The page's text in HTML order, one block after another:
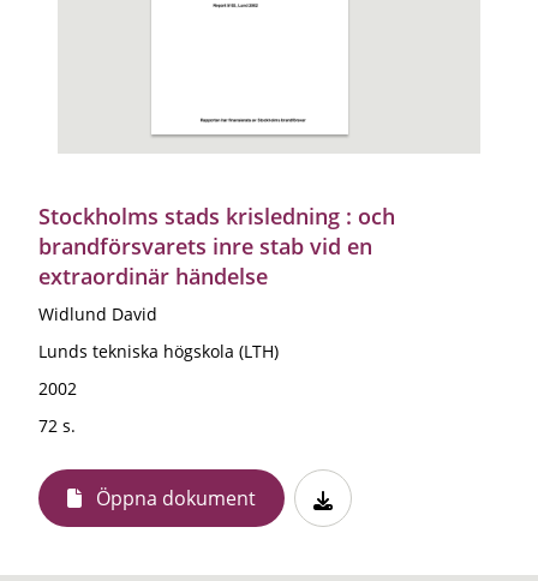
Stockholms stads krisledning : och
brandförsvarets inre stab vid en
extraordinär händelse
Widlund David
Lunds tekniska högskola (LTH)
2002
72 s.
Öppna dokument